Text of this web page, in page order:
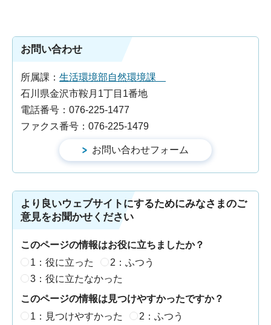
お問い合わせ
所属課： 生活環境部自然環境課
石川県金沢市鞍月1丁目1番地
電話番号：076-225-1477
ファクス番号：076-225-1479
より良いウェブサイトにするためにみなさまのご
意見をお聞かせください
このページの情報はお役に立ちましたか？
1：役に立った
2：ふつう
3：役に立たなかった
このページの情報は見つけやすかったですか？
1：見つけやすかった
2：ふつう